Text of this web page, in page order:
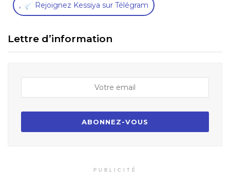
, Rejoignez Kessiya sur Télégram
Lettre d’information
PUBLICITÉ